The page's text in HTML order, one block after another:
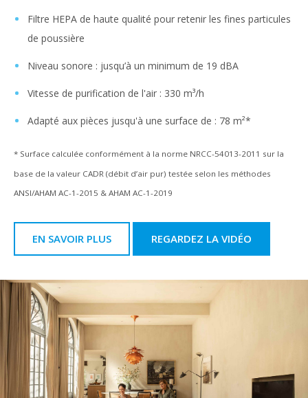
Filtre HEPA de haute qualité pour retenir les fines particules
de poussière
Niveau sonore : jusqu’à un minimum de 19 dBA
Vitesse de purification de l'air : 330 m³/h
Adapté aux pièces jusqu'à une surface de : 78 m²*
* Surface calculée conformément à la norme NRCC-54013-2011 sur la
base de la valeur CADR (débit d’air pur) testée selon les méthodes
ANSI/AHAM AC-1-2015 & AHAM AC-1-2019
EN SAVOIR PLUS REGARDEZ LA VIDÉO